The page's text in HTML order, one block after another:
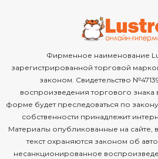
Фирменное наименование
зарегистрированной торговой
законом. Свидетельство
воспроизведения торгового
форме будет преследоваться по
собственности принадлежит
Материалы опубликованные на сайте,
текст охраняются законом об
несанкционированное